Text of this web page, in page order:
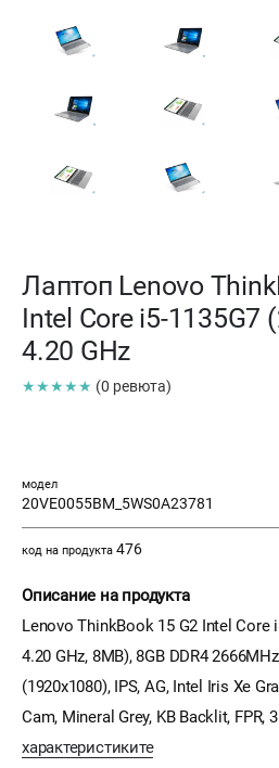
Лаптоп Lenovo
Intel Core i5-1135G7
4.20 GHz
★★★★★ (0 ревюта)
модел
20VE0055BM_5WS0A23781
код на продукта 476
Описание на продукта
Lenovo ThinkBook 15 G2 Intel Core
4.20 GHz, 8MB), 8GB DDR4
(1920x1080), IPS, AG, Intel Iris Xe
Cam, Mineral Grey, KB Backlit, FPR,
характеристиките